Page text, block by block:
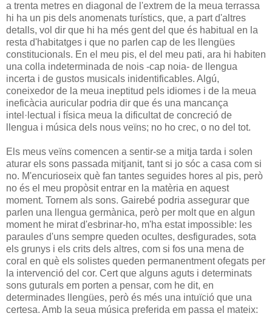
a trenta metres en diagonal de l'extrem de la meua terrassa
hi ha un pis dels anomenats turístics, que, a part d'altres
detalls, vol dir que hi ha més gent del que és habitual en la
resta d'habitatges i que no parlen cap de les llengües
constitucionals. En el meu pis, el del meu pati, ara hi habiten
una colla indeterminada de nois -cap noia- de llengua
incerta i de gustos musicals inidentificables. Algú,
coneixedor de la meua ineptitud pels idiomes i de la meua
ineficàcia auricular podria dir que és una mancança
intel·lectual i física meua la dificultat de concreció de
llengua i música dels nous veïns; no ho crec, o no del tot.
Els meus veïns comencen a sentir-se a mitja tarda i solen
aturar els sons passada mitjanit, tant si jo sóc a casa com si
no. M'encurioseix què fan tantes seguides hores al pis, però
no és el meu propòsit entrar en la matèria en aquest
moment. Tornem als sons. Gairebé podria assegurar que
parlen una llengua germànica, però per molt que en algun
moment he mirat d'esbrinar-ho, m'ha estat impossible: les
paraules d'uns sempre queden ocultes, desfigurades, sota
els grunys i els crits dels altres, com si fos una mena de
coral en què els solistes queden permanentment ofegats per
la intervenció del cor. Cert que alguns aguts i determinats
sons guturals em porten a pensar, com he dit, en
determinades llengües, però és més una intuïció que una
certesa. Amb la seua música preferida em passa el mateix: